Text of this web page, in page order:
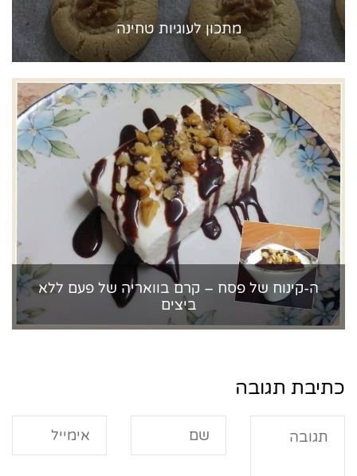
מתכון לעוגיות טחינה
ה-קינוח של פסח – קרם בוואריה של פעם ללא
ביצים
כתיבת תגובה